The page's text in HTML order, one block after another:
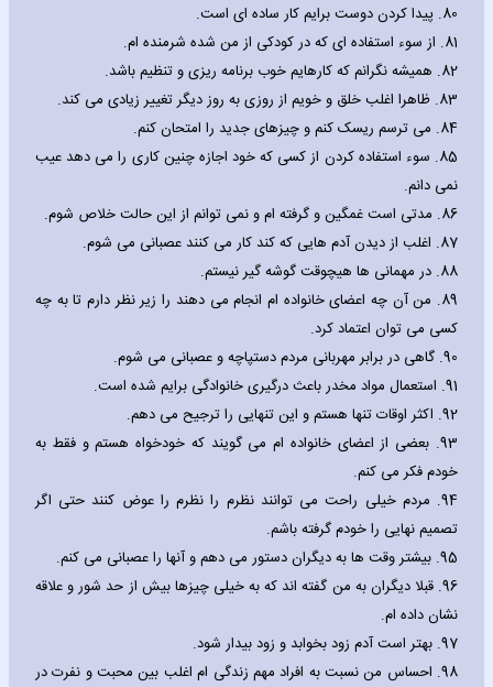
80. پیدا کردن دوست برایم کار ساده ای است.
81. از سوء استفاده ای که در کودکی از من شده شرمنده ام.
82. همیشه نگرانم که کارهایم خوب برنامه ریزی و تنظیم باشد.
83. ظاهرا اغلب خلق و خویم از روزی به روز دیگر تغییر زیادی می کند.
84. می ترسم ریسک کنم و چیزهای جدید را امتحان کنم.
85. سوء استفاده کردن از کسی که خود اجازه چنین کاری را می دهد عیب
نمی دانم.
86. مدتی است غمگین و گرفته ام و نمی توانم از این حالت خلاص شوم.
87. اغلب از دیدن آدم هایی که کند کار می کنند عصبانی می شوم.
88. در مهمانی ها هیچوقت گوشه گیر نیستم.
89. من آن چه اعضای خانواده ام انجام می دهند را زیر نظر دارم تا به چه
کسی می توان اعتماد کرد.
90. گاهی در برابر مهربانی مردم دستپاچه و عصبانی می شوم.
91. استعمال مواد مخدر باعث درگیری خانوادگی برایم شده است.
92. اکثر اوقات تنها هستم و این تنهایی را ترجیح می دهم.
93. بعضی از اعضای خانواده ام می گویند که خودخواه هستم و فقط به
خودم فکر می کنم.
94. مردم خیلی راحت می توانند نظرم را نظرم را عوض کنند حتی اگر
تصمیم نهایی را خودم گرفته باشم.
95. بیشتر وقت ها به دیگران دستور می دهم و آنها را عصبانی می کنم.
96. قبلا دیگران به من گفته اند که به خیلی چیزها بیش از حد شور و علاقه
نشان داده ام.
97. بهتر است آدم زود بخوابد و زود بیدار شود.
98. احساس من نسبت به افراد مهم زندگی ام اغلب بین محبت و نفرت در